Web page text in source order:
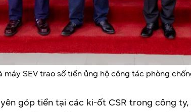
máy SEV trao số tiền ủng hộ công tác phòng
góp tiền tại các ki-ốt CSR trong công